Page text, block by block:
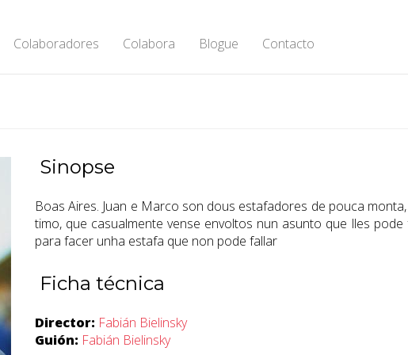
Colaboradores Colabora Blogue Contacto
Sinopse
Boas Aires. Juan e Marco son dous estafadores de pouca
timo, que casualmente vense envoltos nun asunto que lles
para facer unha estafa que non pode fallar
Ficha técnica
Director: Fabián Bielinsky
Guión: Fabián Bielinsky